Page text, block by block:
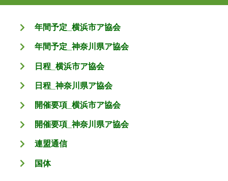
年間予定_横浜市ア協会
年間予定_神奈川県ア協会
日程_横浜市ア協会
日程_神奈川県ア協会
開催要項_横浜市ア協会
開催要項_神奈川県ア協会
連盟通信
国体